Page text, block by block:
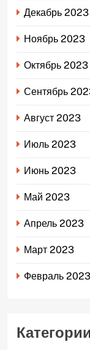
Декабрь 2023
Ноябрь 2023
Октябрь 2023
Сентябрь
Август 2023
Июль 2023
Июнь 2023
Май 2023
Апрель 2023
Март 2023
Февраль 2023
Категории